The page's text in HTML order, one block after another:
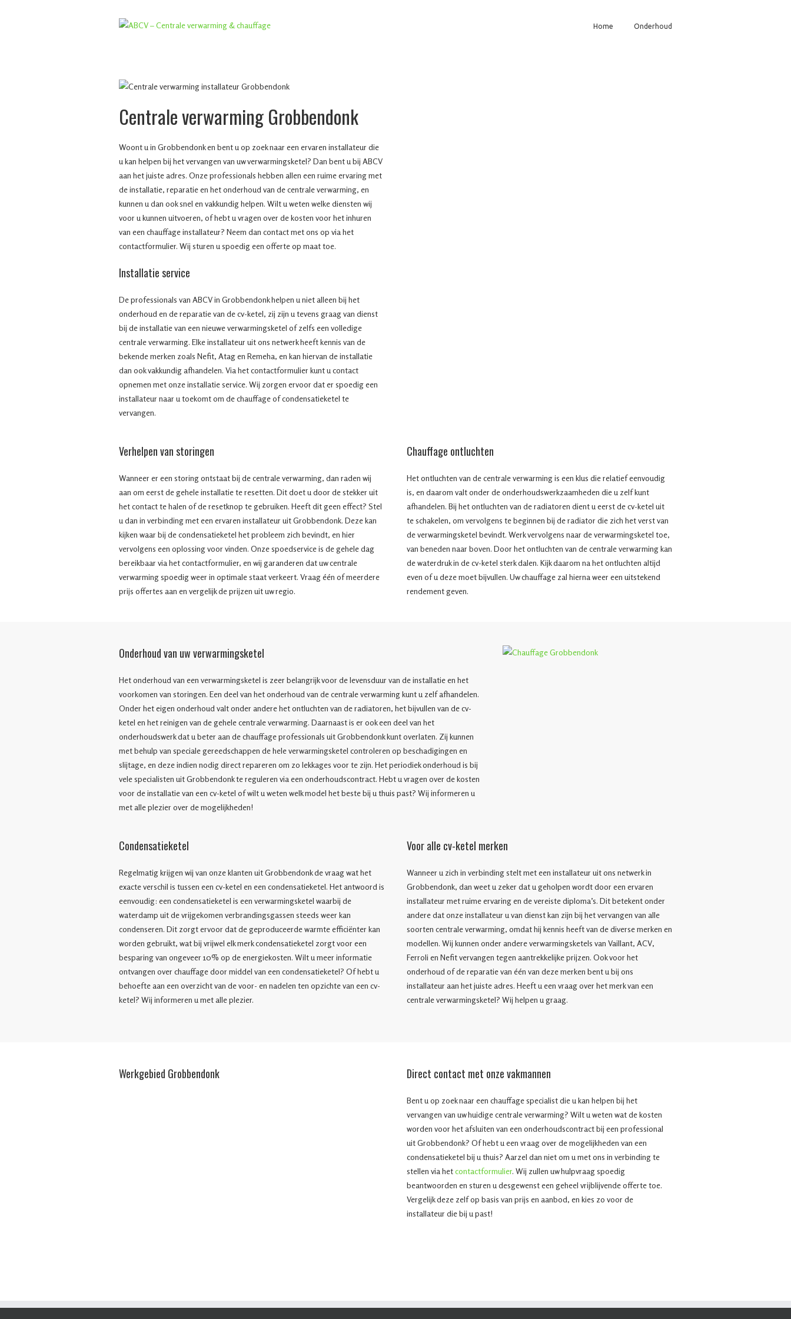
Home Onderhoud
Centrale verwarming Grobbendonk
Woont u in Grobbendonk en bent u op zoek naar een ervaren installateur die
u kan helpen bij het vervangen van uw verwarmingsketel? Dan bent u bij ABCV
aan het juiste adres. Onze professionals hebben allen een ruime ervaring met
de installatie, reparatie en het onderhoud van de centrale verwarming, en
kunnen u dan ook snel en vakkundig helpen. Wilt u weten welke diensten wij
voor u kunnen uitvoeren, of hebt u vragen over de kosten voor het inhuren
van een chauffage installateur? Neem dan contact met ons op via het
contactformulier. Wij sturen u spoedig een offerte op maat toe.
Installatie service
De professionals van ABCV in Grobbendonk helpen u niet alleen bij het
onderhoud en de reparatie van de cv-ketel, zij zijn u tevens graag van dienst
bij de installatie van een nieuwe verwarmingsketel of zelfs een volledige
centrale verwarming. Elke installateur uit ons netwerk heeft kennis van de
bekende merken zoals Nefit, Atag en Remeha, en kan hiervan de installatie
dan ook vakkundig afhandelen. Via het contactformulier kunt u contact
opnemen met onze installatie service. Wij zorgen ervoor dat er spoedig een
installateur naar u toekomt om de chauffage of condensatieketel te
vervangen.
Verhelpen van storingen
Wanneer er een storing ontstaat bij de centrale verwarming, dan raden wij
aan om eerst de gehele installatie te resetten. Dit doet u door de stekker uit
het contact te halen of de resetknop te gebruiken. Heeft dit geen effect? Stel
u dan in verbinding met een ervaren installateur uit Grobbendonk. Deze kan
kijken waar bij de condensatieketel het probleem zich bevindt, en hier
vervolgens een oplossing voor vinden. Onze spoedservice is de gehele dag
bereikbaar via het contactformulier, en wij garanderen dat uw centrale
verwarming spoedig weer in optimale staat verkeert. Vraag één of meerdere
prijs offertes aan en vergelijk de prijzen uit uw regio.
Chauffage ontluchten
Het ontluchten van de centrale verwarming is een klus die relatief eenvoudig
is, en daarom valt onder de onderhoudswerkzaamheden die u zelf kunt
afhandelen. Bij het ontluchten van de radiatoren dient u eerst de cv-ketel uit
te schakelen, om vervolgens te beginnen bij de radiator die zich het verst van
de verwarmingsketel bevindt. Werk vervolgens naar de verwarmingsketel toe,
van beneden naar boven. Door het ontluchten van de centrale verwarming kan
de waterdruk in de cv-ketel sterk dalen. Kijk daarom na het ontluchten altijd
even of u deze moet bijvullen. Uw chauffage zal hierna weer een uitstekend
rendement geven.
Onderhoud van uw verwarmingsketel
Het onderhoud van een verwarmingsketel is zeer belangrijk voor de levensduur van de installatie en het
voorkomen van storingen. Een deel van het onderhoud van de centrale verwarming kunt u zelf afhandelen.
Onder het eigen onderhoud valt onder andere het ontluchten van de radiatoren, het bijvullen van de cv-
ketel en het reinigen van de gehele centrale verwarming. Daarnaast is er ook een deel van het
onderhoudswerk dat u beter aan de chauffage professionals uit Grobbendonk kunt overlaten. Zij kunnen
met behulp van speciale gereedschappen de hele verwarmingsketel controleren op beschadigingen en
slijtage, en deze indien nodig direct repareren om zo lekkages voor te zijn. Het periodiek onderhoud is bij
vele specialisten uit Grobbendonk te reguleren via een onderhoudscontract. Hebt u vragen over de kosten
voor de installatie van een cv-ketel of wilt u weten welk model het beste bij u thuis past? Wij informeren u
met alle plezier over de mogelijkheden!
Condensatieketel
Regelmatig krijgen wij van onze klanten uit Grobbendonk de vraag wat het
exacte verschil is tussen een cv-ketel en een condensatieketel. Het antwoord is
eenvoudig: een condensatieketel is een verwarmingsketel waarbij de
waterdamp uit de vrijgekomen verbrandingsgassen steeds weer kan
condenseren. Dit zorgt ervoor dat de geproduceerde warmte efficiënter kan
worden gebruikt, wat bij vrijwel elk merk condensatieketel zorgt voor een
besparing van ongeveer 10% op de energiekosten. Wilt u meer informatie
ontvangen over chauffage door middel van een condensatieketel? Of hebt u
behoefte aan een overzicht van de voor- en nadelen ten opzichte van een cv-
ketel? Wij informeren u met alle plezier.
Voor alle cv-ketel merken
Wanneer u zich in verbinding stelt met een installateur uit ons netwerk in
Grobbendonk, dan weet u zeker dat u geholpen wordt door een ervaren
installateur met ruime ervaring en de vereiste diploma’s. Dit betekent onder
andere dat onze installateur u van dienst kan zijn bij het vervangen van alle
soorten centrale verwarming, omdat hij kennis heeft van de diverse merken en
modellen. Wij kunnen onder andere verwarmingsketels van Vaillant, ACV,
Ferroli en Nefit vervangen tegen aantrekkelijke prijzen. Ook voor het
onderhoud of de reparatie van één van deze merken bent u bij ons
installateur aan het juiste adres. Heeft u een vraag over het merk van een
centrale verwarmingsketel? Wij helpen u graag.
Werkgebied Grobbendonk Direct contact met onze vakmannen
Bent u op zoek naar een chauffage specialist die u kan helpen bij het
vervangen van uw huidige centrale verwarming? Wilt u weten wat de kosten
worden voor het afsluiten van een onderhoudscontract bij een professional
uit Grobbendonk? Of hebt u een vraag over de mogelijkheden van een
condensatieketel bij u thuis? Aarzel dan niet om u met ons in verbinding te
stellen via hetcontactformulier. Wij zullen uw hulpvraag spoedig
beantwoorden en sturen u desgewenst een geheel vrijblijvende offerte toe.
Vergelijk deze zelf op basis van prijs en aanbod, en kies zo voor de
installateur die bij u past!